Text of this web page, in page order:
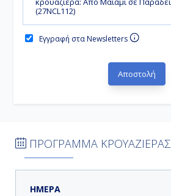
Εγγραφή στα Newsletters
ΠΡΟΓΡΑΜΜΑ ΚΡΟΥΑΖΙΕΡΑΣ
ΗΜΕΡΑ